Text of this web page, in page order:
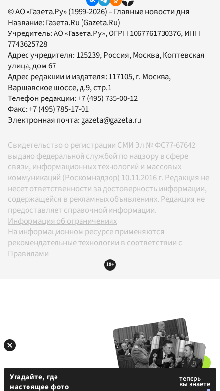
© АО «Газета.Ру» (1999-2026) – Главные новости дня
Название: Газета.Ru (Gazeta.Ru)
Учредитель:АО «Газета.Ру», ОГРН 1067761730376, ИНН
7743625728
Адрес учредителя: 125239, Россия, Москва, Коптевская
улица, дом 67
Адрес редакции и издателя: 117105, г. Москва,
Варшавское шоссе, д.9, стр.1
Телефон редакции:+7 (495) 785-00-12
Факс:+7 (495) 785-17-01
Электронная почта:gazeta@gazeta.ru
Свидетельство о регистрации СМИ Эл № ФС77-67642
выдано федеральной службой по надзору в сфере
связи, информационных технологий и массовых
коммуникаций (Роскомнадзор) 10.11.2016 г. Редакция не
несет ответственности за достоверность информации,
содержащейся в рекламных объявлениях. Редакция не
предоставляет справочной информации.
Информация об ограничениях
На информационном ресурсе применяются
рекомендательные технологии в соответствии с
Правилами
18+
Угадайте, где
настоящее фото